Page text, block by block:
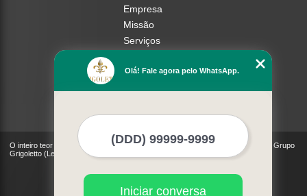
Empresa
Missão
Serviços
Mapa do site
O inteiro teor deste site está sujeito à proteção de direitos autorais. Copyright© Grupo
Grigoletto (Lei 9610 de 19/02/1998)
Olá! Fale agora pelo WhatsApp.
Iniciar conversa